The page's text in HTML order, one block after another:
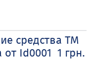
средства ТМ
Id0001 1 грн.